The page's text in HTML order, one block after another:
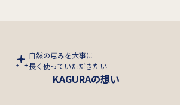
自然の恵みを大事に
長く使っていただきたい
KAGURAの想い